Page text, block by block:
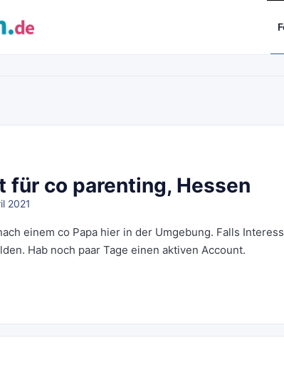
für co parenting, Hessen
2021
einem co Papa hier in der Umgebung. Falls
Hab noch paar Tage einen aktiven Account.